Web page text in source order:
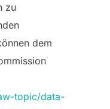
zu
dem
topic/data-